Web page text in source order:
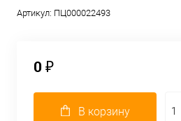
Артикул: ПЦ000022493
0 ₽
В корзину